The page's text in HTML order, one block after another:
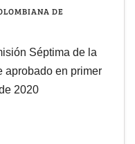
DE
Séptima de la
aprobado en primer
2020